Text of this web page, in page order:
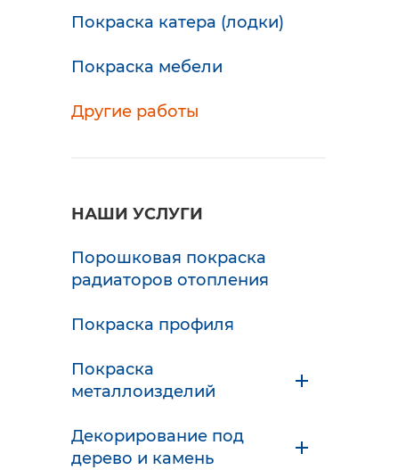
Покраска катера (лодки)
Покраска мебели
Другие работы
НАШИ УСЛУГИ
Порошковая покраска
радиаторов отопления
Покраска профиля
Покраска
металлоизделий
Декорирование под
дерево и камень